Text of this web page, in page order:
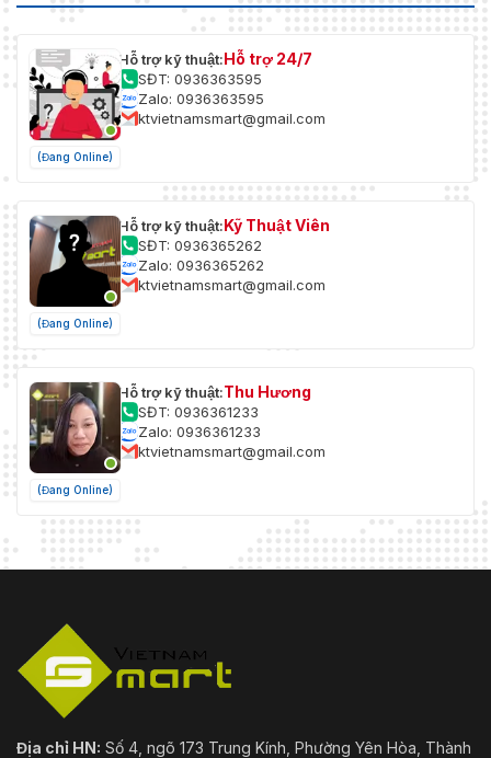
(Đang Online)
Hỗ trợ kỹ thuật:Hỗ trợ 24/7
SĐT: 0936363595
Zalo: 0936363595
ktvietnamsmart@gmail.com
(Đang Online)
Hỗ trợ kỹ thuật:Kỹ Thuật Viên
SĐT: 0936365262
Zalo: 0936365262
ktvietnamsmart@gmail.com
(Đang Online)
Hỗ trợ kỹ thuật:Thu Hương
SĐT: 0936361233
Zalo: 0936361233
ktvietnamsmart@gmail.com
Địa chỉ HN: Số 4, ngõ 173 Trung Kính, Phường Yên Hòa, Thành